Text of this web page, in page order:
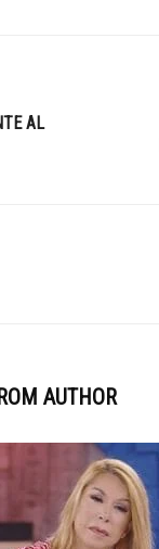
AL
AUTHOR